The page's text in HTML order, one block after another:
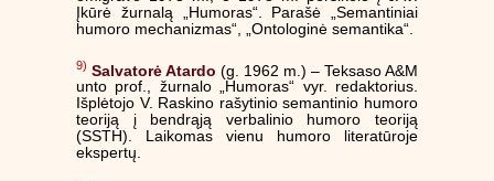
Įkūrė žurnalą „Humoras“. Parašė „Semantiniai
humoro mechanizmas“, „Ontologinė semantika“.
9) Salvatorė Atardo (g. 1962 m.) – Teksaso A&M
unto prof., žurnalo „Humoras“ vyr. redaktorius.
Išplėtojo V. Raskino rašytinio semantinio humoro
teoriją į bendrąją verbalinio humoro teoriją
(SSTH). Laikomas vienu humoro literatūroje
ekspertų.